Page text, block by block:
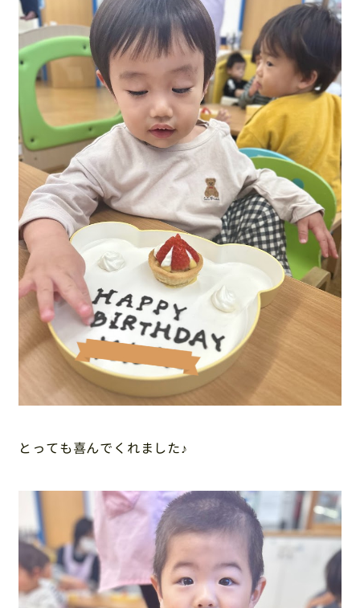
とっても喜んでくれました♪